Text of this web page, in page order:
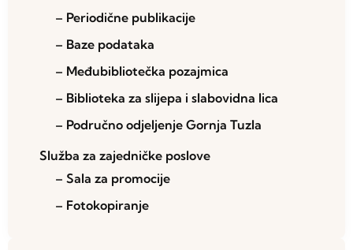
– Periodične publikacije
– Baze podataka
– Međubibliotečka pozajmica
– Biblioteka za slijepa i slabovidna lica
– Područno odjeljenje Gornja Tuzla
Služba za zajedničke poslove
– Sala za promocije
– Fotokopiranje